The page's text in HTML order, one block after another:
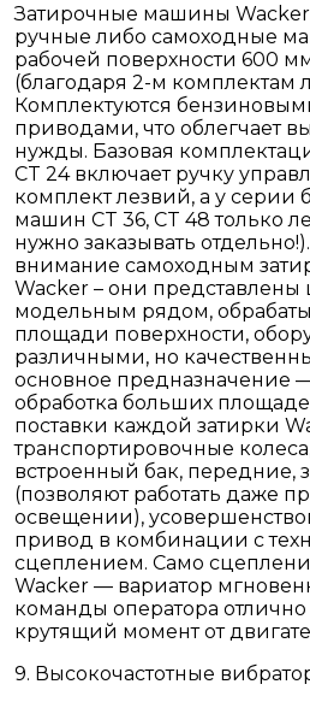
Затирочные машины Wacker
ручные либо самоходные
рабочей поверхности 600
(благодаря 2-м комплектам
Комплектуются
приводами, что облегчает
нужды. Базовая
CT 24 включает ручку
комплект лезвий, а у серии
машин CT 36, CT 48 только
нужно заказывать
внимание самоходным
Wacker – они
модельным рядом,
площади поверхности,
различными, но
основное предназначение
обработка больших
поставки каждой затирки
транспортировочные
встроенный бак, передние,
(позволяют работать даже
освещении),
привод в комбинации с
сцеплением. Само
Wacker — вариатор
команды оператора
крутящий момент от
9. Высокочастотные